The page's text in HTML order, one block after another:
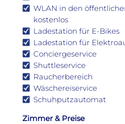
WLAN in den
kostenlos
Ladestation für E-Bikes
Ladestation für
Conciergeservice
Shuttleservice
Raucherbereich
Wäschereiservice
Schuhputzautomat
Zimmer & Preise